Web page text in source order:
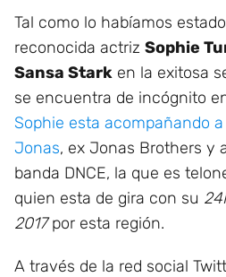
Tal como lo habíamos
reconocida actriz Sophie
Sansa Stark en la exitosa
se encuentra de incógnito
Sophie esta acompañando
Jonas, ex Jonas Brothers y
banda DNCE, la que es
quien esta de gira con su
2017por esta región.
A través de la red social